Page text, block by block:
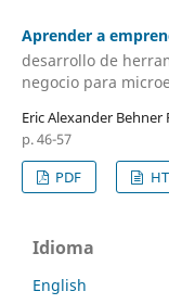
Aprender a
desarrollo de
negocio para
Eric Alexander Behner
p. 46-57
PDF
Idioma
English